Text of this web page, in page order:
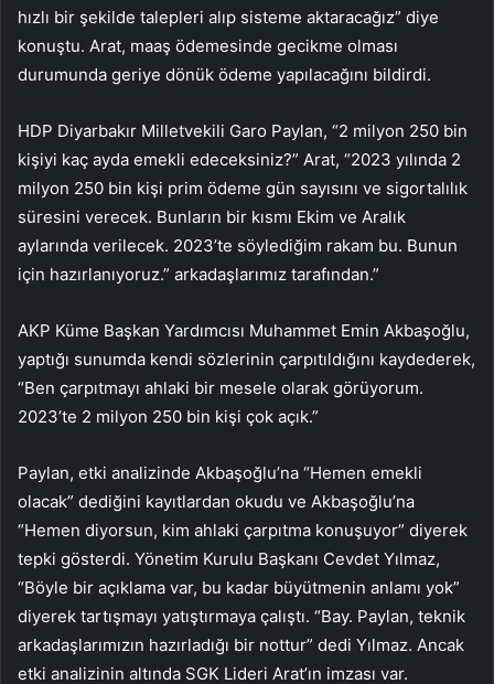
hızlı bir şekilde talepleri alıp sisteme aktaracağız” diye
konuştu. Arat, maaş ödemesinde gecikme olması
durumunda geriye dönük ödeme yapılacağını bildirdi.
HDP Diyarbakır Milletvekili Garo Paylan, “2 milyon 250 bin
kişiyi kaç ayda emekli edeceksiniz?” Arat, “2023 yılında 2
milyon 250 bin kişi prim ödeme gün sayısını ve sigortalılık
süresini verecek. Bunların bir kısmı Ekim ve Aralık
aylarında verilecek. 2023’te söylediğim rakam bu. Bunun
için hazırlanıyoruz.” arkadaşlarımız tarafından.”
AKP Küme Başkan Yardımcısı Muhammet Emin Akbaşoğlu,
yaptığı sunumda kendi sözlerinin çarpıtıldığını kaydederek,
“Ben çarpıtmayı ahlaki bir mesele olarak görüyorum.
2023’te 2 milyon 250 bin kişi çok açık.”
Paylan, etki analizinde Akbaşoğlu’na “Hemen emekli
olacak” dediğini kayıtlardan okudu ve Akbaşoğlu’na
“Hemen diyorsun, kim ahlaki çarpıtma konuşuyor” diyerek
tepki gösterdi. Yönetim Kurulu Başkanı Cevdet Yılmaz,
“Böyle bir açıklama var, bu kadar büyütmenin anlamı yok”
diyerek tartışmayı yatıştırmaya çalıştı. “Bay. Paylan, teknik
arkadaşlarımızın hazırladığı bir nottur” dedi Yılmaz. Ancak
etki analizinin altında SGK Lideri Arat’ın imzası var.